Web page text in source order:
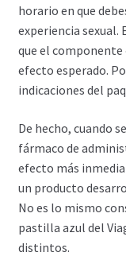
Blog
Blog
Condiciones
Contactos
Formas de envío
horario en que
experiencia
que el componente
efecto esperado.
indicaciones del
De hecho, cuando
fármaco de
efecto más
un producto
No es lo mismo
pastilla azul del
distintos.